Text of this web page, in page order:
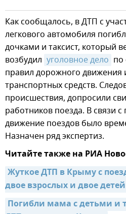
Как сообщалось, в ДТП с
легкового автомобиля
дочками и таксист, который
возбудил уголовное дело по
правил дорожного движения
транспортных средств.
происшествия, допросили
работников поезда. В связи
движение поездов было
Назначен ряд экспертиз.
Читайте также на РИА
Жуткое ДТП в Крыму с
двое взрослых и двое детей
Погибли мама с детьми и